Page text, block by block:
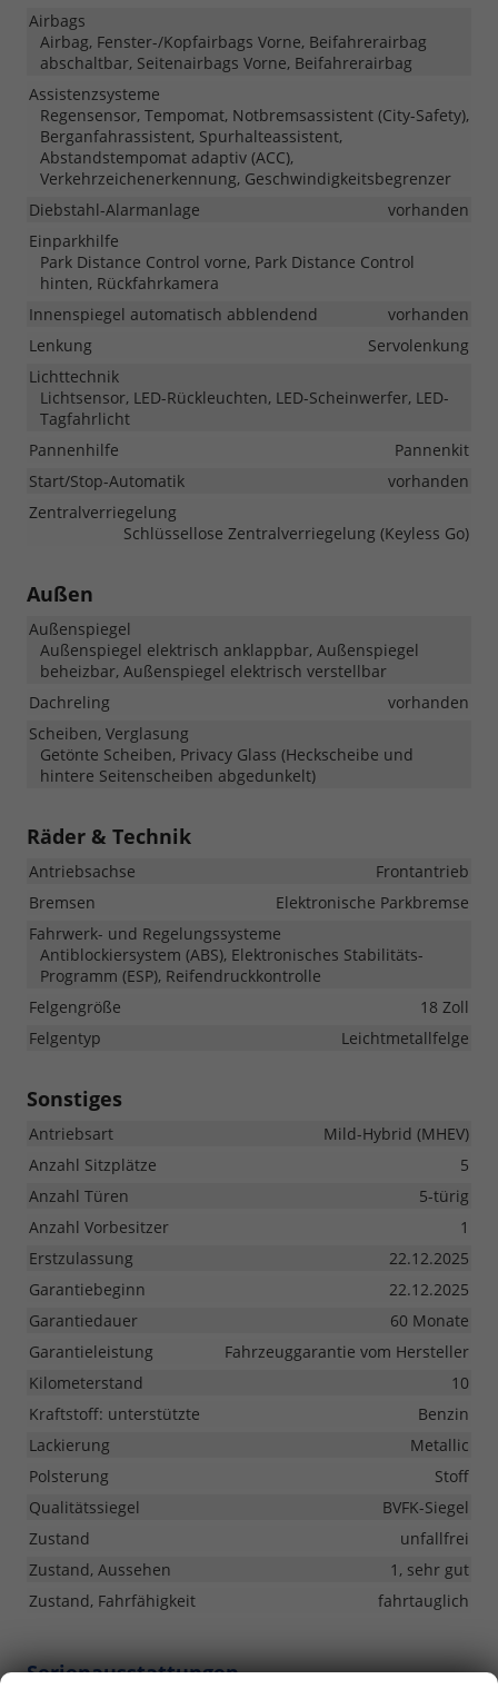
Airbags
Airbag, Fenster-/Kopfairbags Vorne, Beifahrerairbag
abschaltbar, Seitenairbags Vorne, Beifahrerairbag
Assistenzsysteme
Regensensor, Tempomat, Notbremsassistent (City-Safety),
Berganfahrassistent, Spurhalteassistent,
Abstandstempomat adaptiv (ACC),
Verkehrzeichenerkennung, Geschwindigkeitsbegrenzer
Diebstahl-Alarmanlage
vorhanden
Einparkhilfe
Park Distance Control vorne, Park Distance Control
hinten, Rückfahrkamera
Innenspiegel automatisch abblendend
vorhanden
Lenkung
Servolenkung
Lichttechnik
Lichtsensor, LED-Rückleuchten, LED-Scheinwerfer, LED-
Tagfahrlicht
Pannenhilfe
Pannenkit
Start/Stop-Automatik
vorhanden
Zentralverriegelung
Schlüssellose Zentralverriegelung (Keyless Go)
Außen
Außenspiegel
Außenspiegel elektrisch anklappbar, Außenspiegel
beheizbar, Außenspiegel elektrisch verstellbar
Dachreling
vorhanden
Scheiben, Verglasung
Getönte Scheiben, Privacy Glass (Heckscheibe und
hintere Seitenscheiben abgedunkelt)
Räder & Technik
Antriebsachse
Frontantrieb
Bremsen
Elektronische Parkbremse
Fahrwerk- und Regelungssysteme
Antiblockiersystem (ABS), Elektronisches Stabilitäts-
Programm (ESP), Reifendruckkontrolle
Felgengröße
18 Zoll
Felgentyp
Leichtmetallfelge
Sonstiges
Antriebsart
Mild-Hybrid (MHEV)
Anzahl Sitzplätze
5
Anzahl Türen
5-türig
Anzahl Vorbesitzer
1
Erstzulassung
22.12.2025
Garantiebeginn
22.12.2025
Garantiedauer
60 Monate
Garantieleistung
Fahrzeuggarantie vom Hersteller
Kilometerstand
10
Kraftstoff: unterstützte
Benzin
Lackierung
Metallic
Polsterung
Stoff
Qualitätssiegel
BVFK-Siegel
Zustand
unfallfrei
Zustand, Aussehen
1, sehr gut
Zustand, Fahrfähigkeit
fahrtauglich
Serienausstattungen